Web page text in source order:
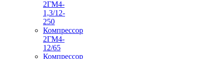
2ГМ4-
1,3/12-
250
Компрессор
2ГМ4-
12/65
Компрессор